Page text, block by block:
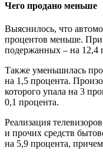
Чего продано меньше
Выяснилось, что
процентов меньше.
подержанных – на 12,4
Также уменьшилась
на 1,5 процента.
которого упала на 3
0,1 процента.
Реализация
и прочих средств
на 5,9 процента,